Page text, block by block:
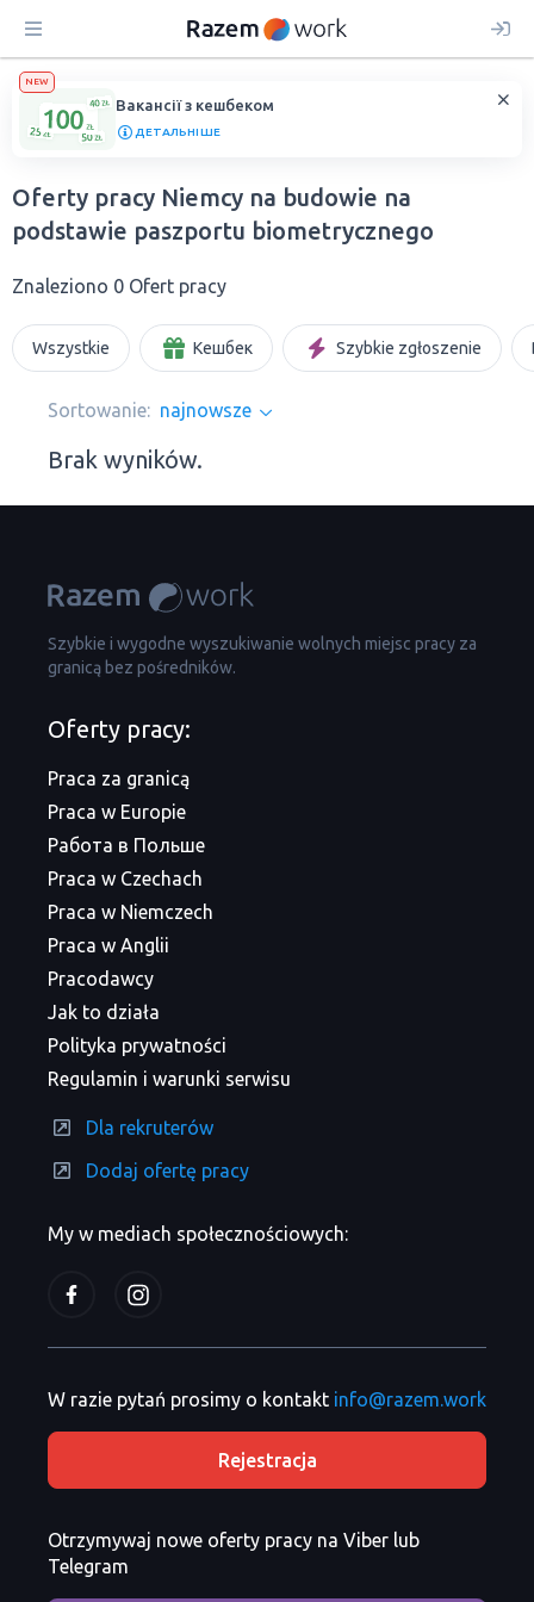
NEW
Вакансії з кешбеком
ДЕТАЛЬНІШЕ
Oferty pracy Niemcy na budowie na
podstawie paszportu biometrycznego
Znaleziono 0 Ofert pracy
Wszystkie Кешбек Szybkie zgłoszenie
Sortowanie: najnowsze
Brak wyników.
Szybkie i wygodne wyszukiwanie wolnych miejsc pracy za
granicą bez pośredników.
My w mediach społecznościowych:
Oferty pracy:
Praca za granicą
Praca w Europie
Работа в Польше
Praca w Czechach
Praca w Niemczech
Praca w Anglii
Pracodawcy
Jak to działa
Polityka prywatności
Regulamin i warunki serwisu
Dla rekruterów
Dodaj ofertę pracy
W razie pytań prosimy o kontakt info@razem.work
Rejestracja
Otrzymywaj nowe oferty pracy na Viber lub
Telegram